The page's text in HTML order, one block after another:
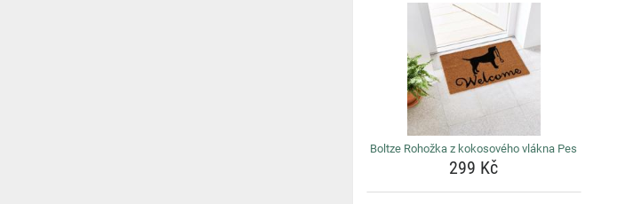
Boltze Rohožka z kokosového vlákna Pes
299 Kč